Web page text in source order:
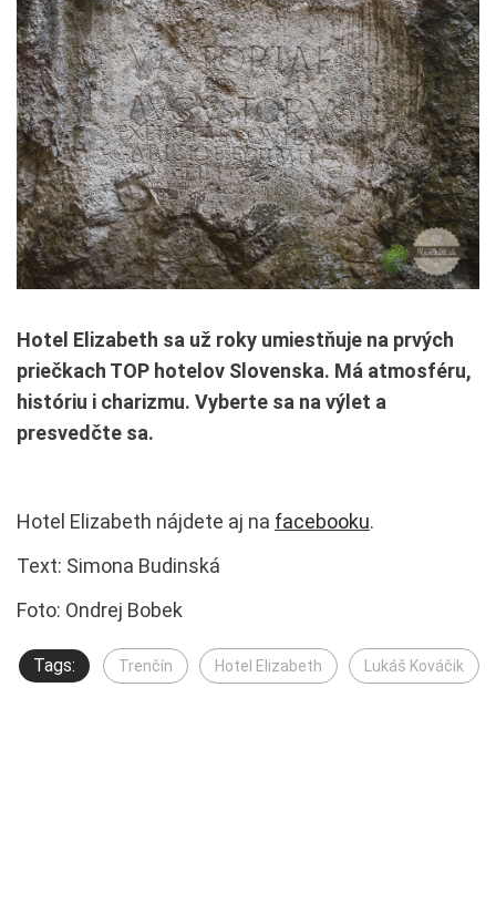
Hotel Elizabeth sa už roky umiestňuje na prvých
priečkach TOP hotelov Slovenska. Má atmosféru,
históriu i charizmu. Vyberte sa na výlet a
presvedčte sa.
Hotel Elizabeth nájdete aj na facebooku.
Text: Simona Budinská
Foto: Ondrej Bobek
Tags: Trenčín Hotel Elizabeth Lukáš Kováčik